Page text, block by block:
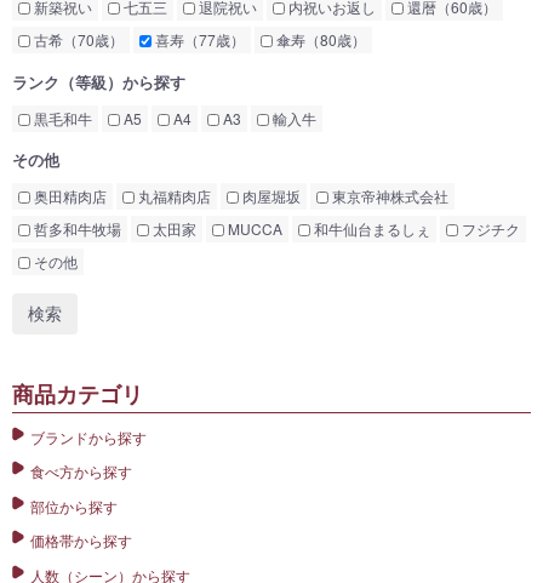
新築祝い
七五三 退院祝い 内祝いお返し
還暦（60歳）
古希（70歳）
喜寿（77歳） 傘寿（80歳）
ランク（等級）から探す
黒毛和牛 A5 A4 A3 輸入牛
その他
奥田精肉店 丸福精肉店 肉屋堀坂
東京帝神株式会社
哲多和牛牧場
太田家 MUCCA 和牛仙台まるしぇ
フジチク
その他
商品カテゴリ
ブランドから探す
食べ方から探す
部位から探す
価格帯から探す
人数（シーン）から探す